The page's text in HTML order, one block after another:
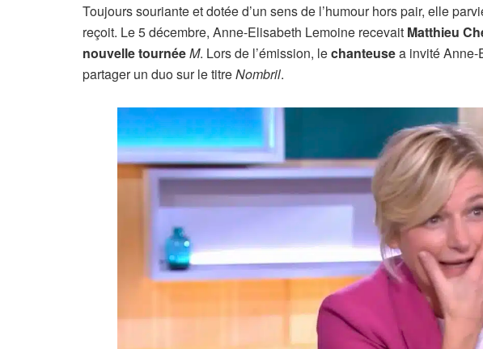
Toujours souriante et dotée d’un sens de l’humour hors pair, elle
reçoit. Le 5 décembre, Anne-Elisabeth Lemoine recevait Matthieu
nouvelle tournéeM. Lors de l’émission, lechanteusea invité Anne-
partager un duo sur le titreNombril.